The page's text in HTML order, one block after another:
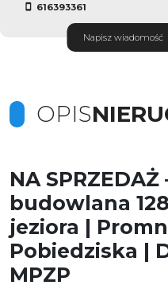
616393361
Napisz wiadomość
OPIS
NA
budowlana
jeziora |
Pobiedziska |
MPZP